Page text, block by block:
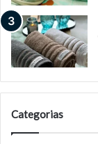
Categorias